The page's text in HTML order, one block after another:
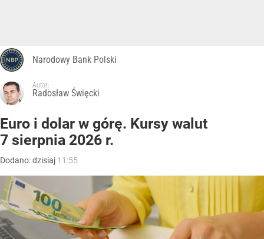
Narodowy Bank Polski
Autor:
Radosław Święcki
Euro i dolar w górę. Kursy walut
7 sierpnia 2026 r.
Dodano:dzisiaj 11:55